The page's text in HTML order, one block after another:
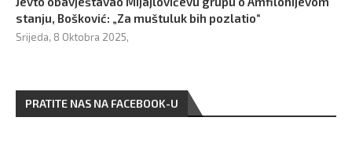
stanju, Bošković: „Za muštuluk bih pozlatio“
Srijeda, 8 Oktobra 2025,
PRATITE NAS NA FACEBOOK-U